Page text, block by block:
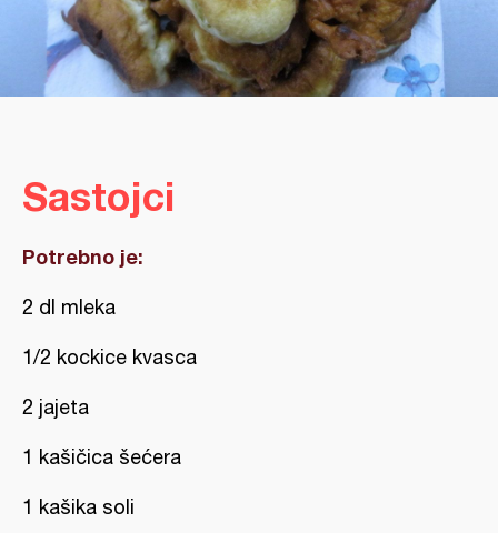
Sastojci
Potrebno je:
2 dl mleka
1/2 kockice kvasca
2 jajeta
1 kašičica šećera
1 kašika soli